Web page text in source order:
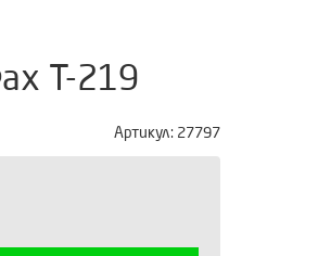
Т-219
Артикул: 27797